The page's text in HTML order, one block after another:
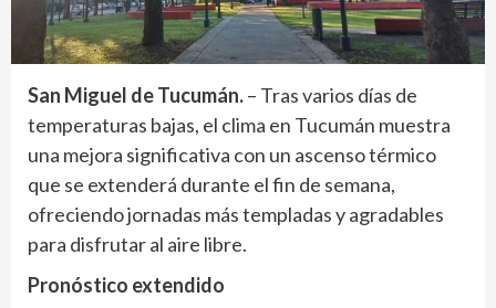
San Miguel de Tucumán.– Tras varios días de
temperaturas bajas, el clima en Tucumán muestra
una mejora significativa con un ascenso térmico
que se extenderá durante el fin de semana,
ofreciendo jornadas más templadas y agradables
para disfrutar al aire libre.
Pronóstico extendido